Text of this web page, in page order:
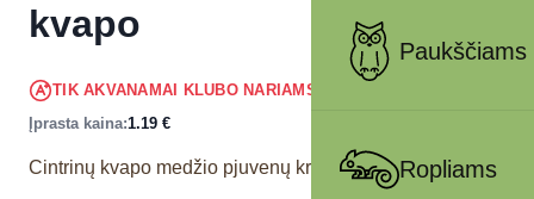
Paukščiams
Ropliams
kvapo
TIK AKVANAMAI KLUBO NARIAMS 1.13
Įprasta kaina:1.19 €
Cintrinų kvapo medžio pjuvenų kraikas graužikams.